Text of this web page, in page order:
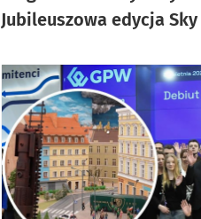
Jubileuszowa edycja